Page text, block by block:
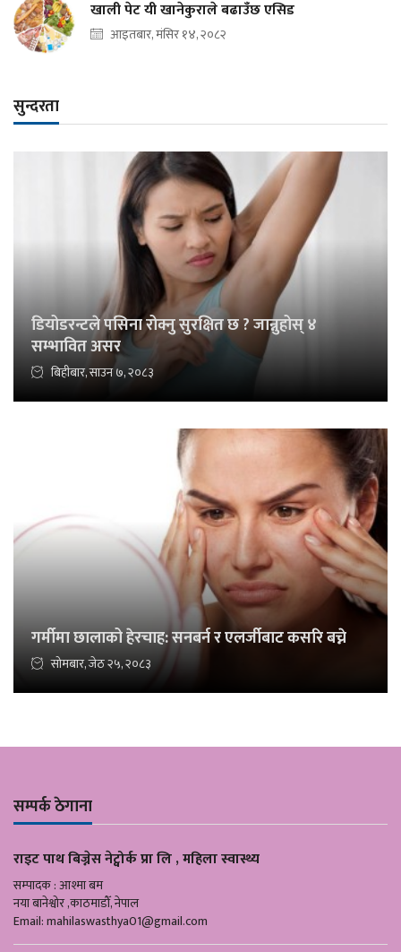
खाली पेट यी खानेकुराले बढाउँछ एसिड
आइतबार, मंसिर १४, २०८२
सुन्दरता
डियोडरन्टले पसिना रोक्नु सुरक्षित छ ? जान्नुहोस् ४
सम्भावित असर
बिहीबार, साउन ७, २०८३
गर्मीमा छालाको हेरचाह: सनबर्न र एलर्जीबाट कसरि बच्ने
सोमबार, जेठ २५, २०८३
सम्पर्क ठेगाना
राइट पाथ बिज्नेस नेट्वोर्क प्रा लि , महिला स्वास्थ्य
सम्पादक : आश्मा बम
नया बानेश्वोर ,काठमाडौँ, नेपाल
Email:mahilaswasthya01@gmail.com